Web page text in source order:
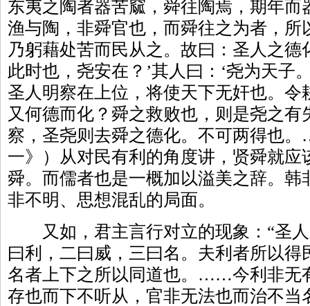
东夷之陶者器苦窳，舜往陶焉，期年而
渔与陶，非舜官也，而舜往之为者，所
乃躬藉处苦而民从之。故曰：圣人之德
此时也，尧安在？’其人曰：‘尧为天子
圣人明察在上位，将使天下无奸也。令
又何德而化？舜之救败也，则是尧之有
察，圣尧则去舜之德化。不可两得也
一》）从对民有利的角度讲，贤舜就应
舜。而儒者也是一概加以溢美之辞。韩
非不明、思想混乱的局面。
又如，君主言行对立的现象：“圣人
曰利，二曰威，三曰名。夫利者所以
名者上下之所以同道也。……今利非无
存也而下不听从，官非无法也而治不当